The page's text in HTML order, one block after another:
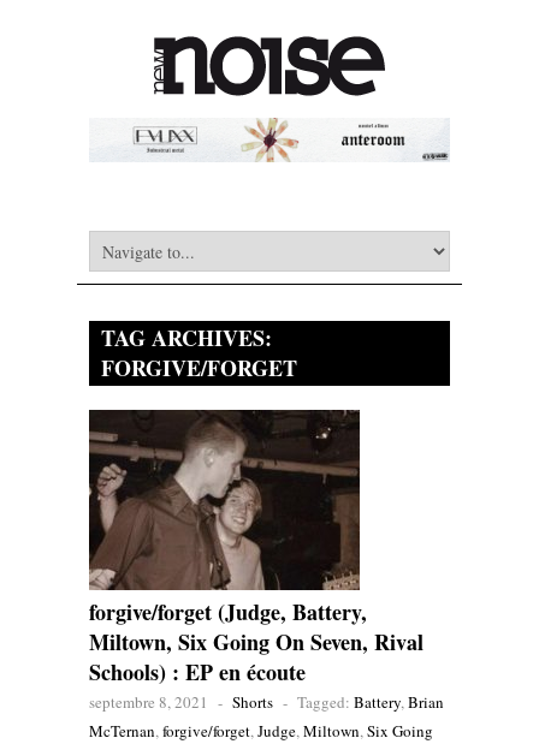
TAG ARCHIVES:
FORGIVE/FORGET
forgive/forget (Judge, Battery,
Miltown, Six Going On Seven, Rival
Schools) : EP en écoute
septembre 8, 2021 - Shorts - Tagged: Battery,Brian
McTernan,forgive/forget,Judge,Miltown,Six Going